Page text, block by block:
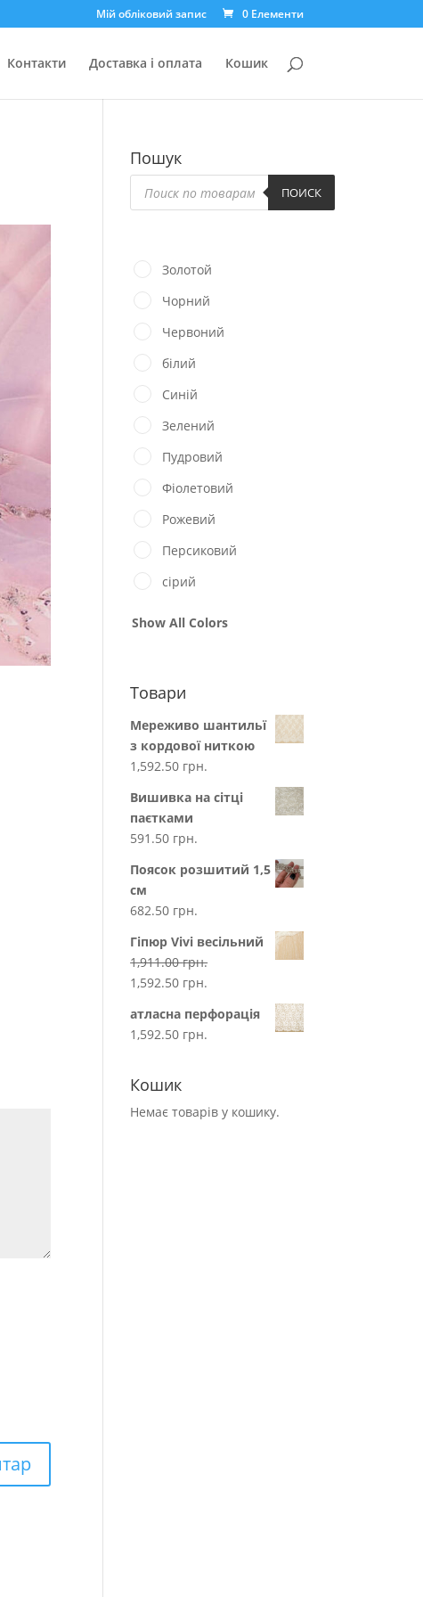
Мій обліковий запис 0 Елементи
Контакти Доставка і оплата Кошик
Пошук
Пошук
товарів ПОИСК
Золотой
Чорний
Червоний
білий
Синій
Зелений
Пудровий
Фіолетовий
Рожевий
Персиковий
сірий
Show All Colors
Товари
Мереживо шантильї
з кордової ниткою
1,592.50 грн.
Вишивка на сітці
паєтками
591.50 грн.
Поясок розшитий 1,5
см
682.50 грн.
Гіпюр Vivi весільний
1,911.00грн.
1,592.50 грн.
атласна перфорація
1,592.50 грн.
Кошик
Немає товарів у кошику.